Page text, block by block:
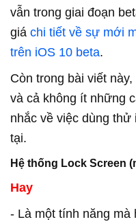
vẫn trong giai đoạn
giá chi tiết về sự mới
trên iOS 10 beta.
Còn trong bài viết
và cả không ít những
nhắc về việc dùng
tại.
Hệ thống Lock Screen
Hay
- Là một tính năng mà